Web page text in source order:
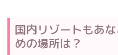
国内リゾートもあ
めの場所は？